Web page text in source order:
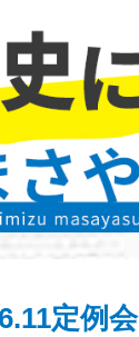
定例会